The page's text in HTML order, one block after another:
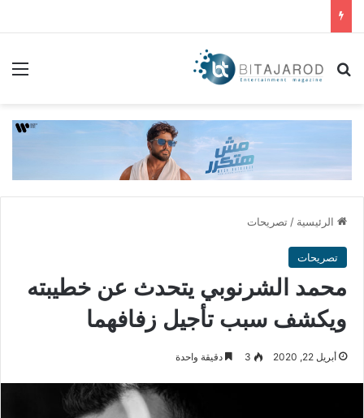
بحث عن
الرئيسية / تصريحات
تصريحات
محمد الشرنوبي يتحدث عن خطيبته
ويكشف سبب تأجيل زفافهما
أبريل 22, 2020 3 دقيقة واحدة